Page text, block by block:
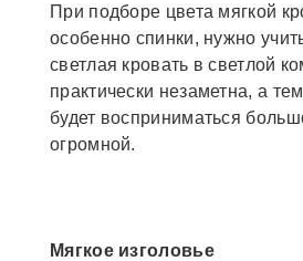
При подборе цвета мягкой
особенно спинки, нужно
светлая кровать в светлой
практически незаметна, а
будет восприниматься
огромной.
Мягкое изголовье